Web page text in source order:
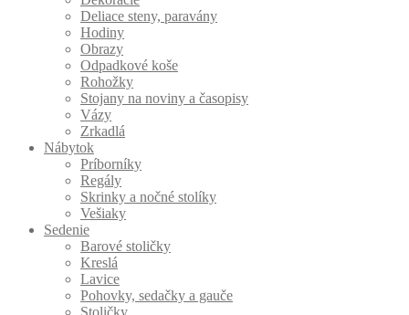
Deliace steny, paravány
Hodiny
Obrazy
Odpadkové koše
Rohožky
Stojany na noviny a časopisy
Vázy
Zrkadlá
Nábytok
Príborníky
Regály
Skrinky a nočné stolíky
Vešiaky
Sedenie
Barové stoličky
Kreslá
Lavice
Pohovky, sedačky a gauče
Stoličky